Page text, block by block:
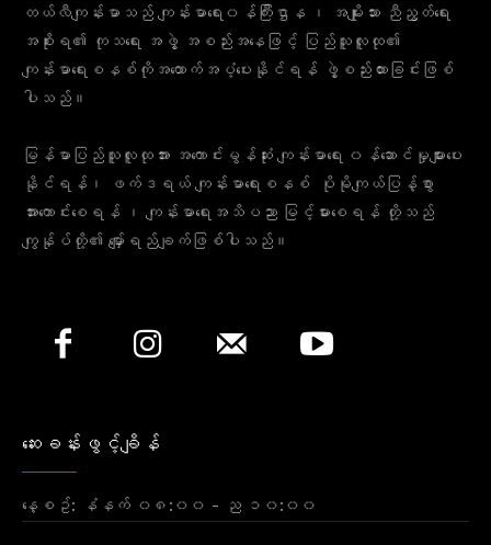
တယ်လီကျန်းမာသည် ကျန်းမာရေး၀န်ကြီးဌာန ၊ အမျိုးသား ညီညွတ်ရေး
အစိုးရ၏ ကုသရေး အဖွဲ့ အစည်းအနေဖြင့် ပြည်သူလူထု၏
ကျန်းမာရေးစနစ်ကိုအထောက်အပံ့ပေးနိုင်ရန် ဖွဲ့စည်းထားခြင်းဖြစ်
ပါသည်။
မြန်မာပြည်သူလူထုအား အကောင်းမွန်ဆုံး ကျန်းမာရေး ၀န်ဆောင်မှုများပေး
နိုင်ရန်၊ ဖက်ဒရယ် ကျန်းမာရေးစနစ် ပိုမိုကျယ်ပြန့်စွာ
အားကောင်းစေရန် ၊ ကျန်းမာရေးအသိပညာ မြင့်မားစေရန် တို့သည်
ကျွန်ုပ်တို့၏ မျှော်ရည်ချက်ဖြစ်ပါသည်။
ဆေးခန်းဖွင့်ချိန်
နေ့စဥ်: နံနက် ၀၈:၀၀ - ည ၁၀:၀၀